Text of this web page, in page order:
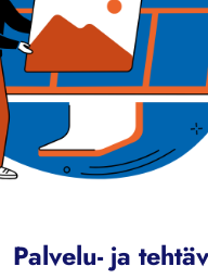
Palvelu- ja